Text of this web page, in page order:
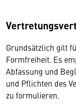
Grundsätzlich gilt
Formfreiheit. Es
Abfassung und
und Pflichten des
zu formulieren.